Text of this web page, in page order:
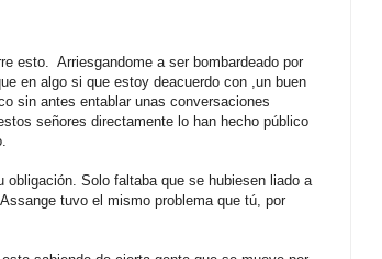
esto. Arriesgandome a ser bombardeado por
en algo si que estoy deacuerdo con ,un buen
sin antes entablar unas conversaciones
señores directamente lo han hecho público
Solo faltaba que se hubiesen liado a
tuvo el mismo problema que tú, por